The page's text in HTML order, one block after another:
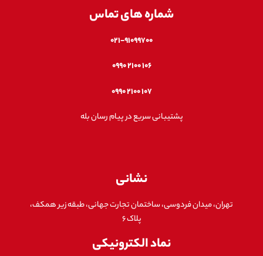
شماره های تماس
۰۲۱-۹۱۰۹۹۷۰۰
۱۰۶ ۲۱۰۰ ۰۹۹۰
۱۰۷ ۲۱۰۰ ۰۹۹۰
پشتیبانی سریع در پیام رسان بله
نشانی
تهران، میدان فردوسی، ساختمان تجارت جهانی، طبقه زیر همکف،
پلاک ۶
نماد الکترونیکی